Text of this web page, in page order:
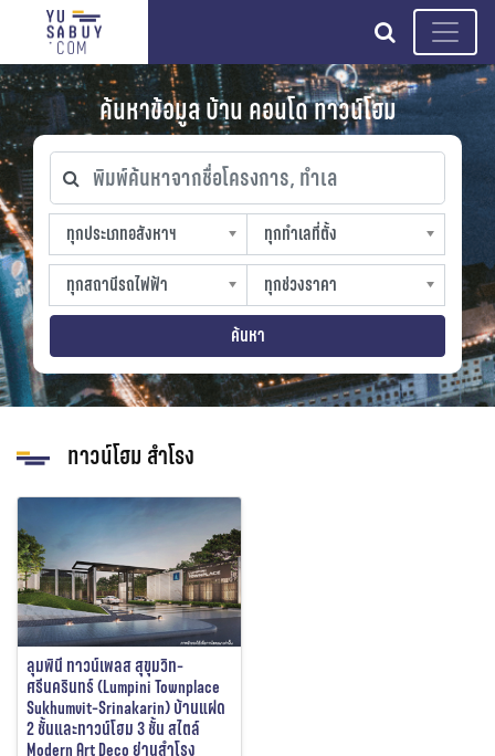
search
ค้นหาข้อมูล บ้าน คอนโด ทาวน์โฮม
พิมพ์ค้นหาจากชื่อโครงการ, ทำเล
ทุกประเภทอสังหาฯ
ทุกประเภทอสังหาฯ
sproperty
ทุกทำเลที่ตั้ง
ทุกทำเลที่ตั้ง
slocation
ทุกสถานีรถไฟฟ้า
ทุกสถานีรถไฟฟ้า
strain-station
ทุกช่วงราคา
ทุกช่วงราคา
sprice
ค้นหา
ทาวน์โฮม สำโรง
ลุมพินี ทาวน์เพลส สุขุมวิท-
ศรีนครินทร์ (Lumpini Townplace
Sukhumvit-Srinakarin) บ้านแฝด
2 ชั้นและทาวน์โฮม 3 ชั้น สไตล์
Modern Art Deco ย่านสำโรง